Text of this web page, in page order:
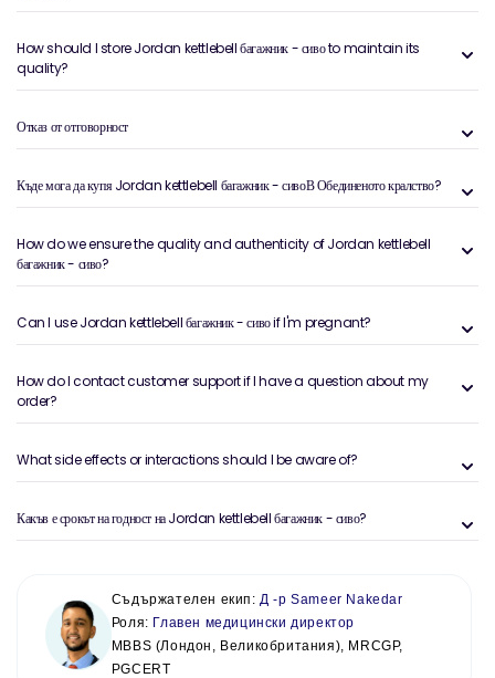
How should I store Jordan kettlebell багажник - сиво to maintain its
quality?
Отказ от отговорност
Къде мога да купя Jordan kettlebell багажник - сивоВ Обединеното кралство?
How do we ensure the quality and authenticity of Jordan kettlebell
багажник - сиво?
Can I use Jordan kettlebell багажник - сиво if I'm pregnant?
How do I contact customer support if I have a question about my
order?
What side effects or interactions should I be aware of?
Какъв е срокът на годност на Jordan kettlebell багажник - сиво?
Съдържателен екип:Д -р Sameer Nakedar
Роля: Главен медицински директор
MBBS (Лондон, Великобритания), MRCGP,
PGCERT